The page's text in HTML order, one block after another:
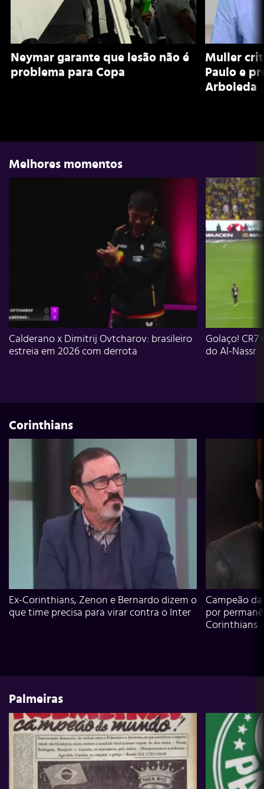
Neymar garante que lesão não é
problema para Copa
Muller
Paulo e
Arboleda
Melhores momentos
Calderano x Dimitrij Ovtcharov: brasileiro
estreia em 2026 com derrota
Golaço!
do Al-Nassr
Corinthians
Ex-Corinthians, Zenon e Bernardo dizem o
que time precisa para virar contra o Inter
Campeão
por
Corinthians
Palmeiras